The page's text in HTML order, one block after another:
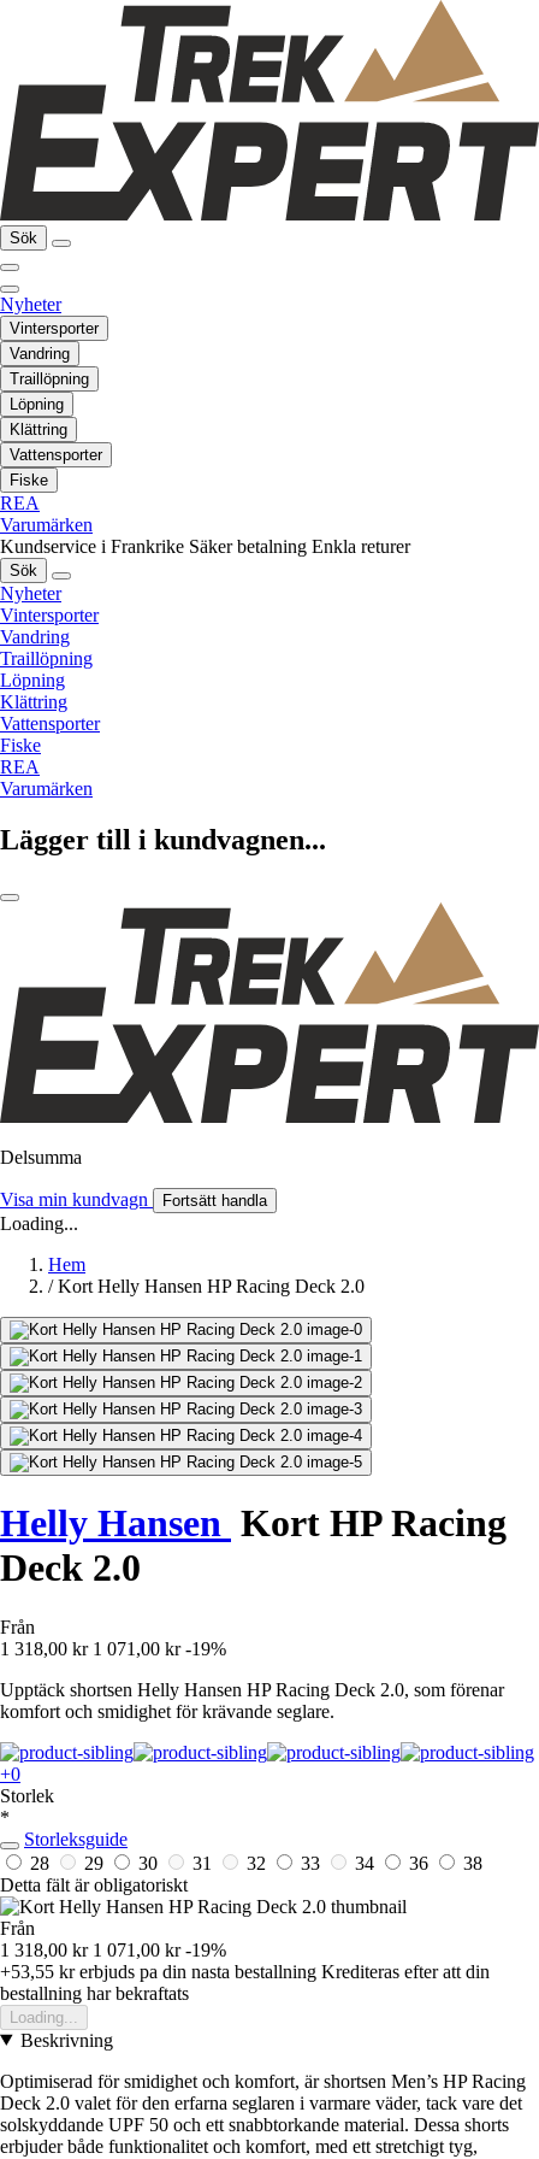
Sök
Nyheter
Vintersporter
Vandring
Traillöpning
Löpning
Klättring
Vattensporter
Fiske
REA
Varumärken
Kundservice i Frankrike Säker betalning Enkla returer
Sök
Nyheter
Vintersporter
Vandring
Traillöpning
Löpning
Klättring
Vattensporter
Fiske
REA
Varumärken
Lägger till i kundvagnen...
Delsumma
Visa min kundvagn Fortsätt handla
Loading...
Hem
/ Kort Helly Hansen HP Racing Deck 2.0
Helly Hansen Kort HP Racing
Deck 2.0
Från
1 318,00 kr 1 071,00 kr -19%
Upptäck shortsen Helly Hansen HP Racing Deck 2.0, som förenar
komfort och smidighet för krävande seglare.
+0
Storlek
*
Storleksguide
28
29 30 31 32 33 34 36
38
Detta fält är obligatoriskt
Från
1 318,00 kr 1 071,00 kr -19%
+53,55 krerbjuds pa din nasta bestallning Krediteras efter att din
bestallning har bekraftats
Loading...
Beskrivning
Optimiserad för smidighet och komfort, är shortsen Men’s HP Racing
Deck 2.0 valet för den erfarna seglaren i varmare väder, tack vare det
solskyddande UPF 50 och ett snabbtorkande material. Dessa shorts
erbjuder både funktionalitet och komfort, med ett stretchigt tyg,